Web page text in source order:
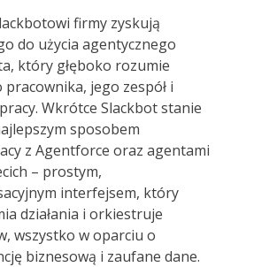
firmy zyskują
do użycia agentycznego
który głęboko rozumie
pracownika, jego zespół i
Wkrótce Slackbot stanie
sposobem
z Agentforce oraz agentami
– prostym,
interfejsem, który
działania i orkiestruje
wszystko w oparciu o
biznesową i zaufane dane.